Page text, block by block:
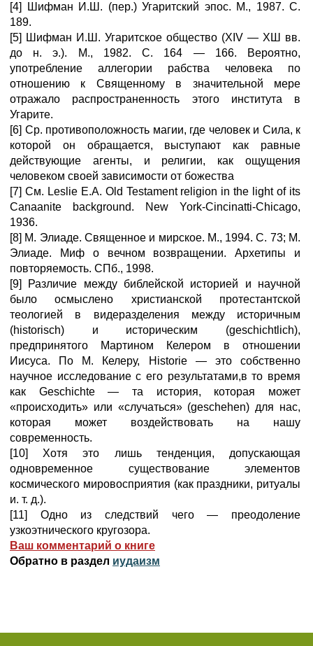
[4] Шифман И.Ш. (пер.) Угаритский эпос. М., 1987. С.
189.
[5] Шифман И.Ш. Угаритское общество (ХIV — ХШ вв.
до н. э.). М., 1982. С. 164 — 166. Вероятно,
употребление аллегории рабства человека по
отношению к Священному в значительной мере
отражало распространенность этого института в
Угарите.
[6] Ср. противоположность магии, где человек и Сила, к
которой он обращается, выступают как равные
действующие агенты, и религии, как ощущения
человеком своей зависимости от божества
[7] См. Leslie E.A. Old Testament religion in the light of its
Canaanite background. New York-Cincinatti-Chicago,
1936.
[8] М. Элиаде. Священное и мирское. М., 1994. С. 73; М.
Элиаде. Миф о вечном возвращении. Архетипы и
повторяемость. СПб., 1998.
[9] Различие между библейской историей и научной
было осмыслено христианской протестантской
теологией в видеразделения между историчным
(historisch) и историческим (geschichtlich),
предпринятого Мартином Келером в отношении
Иисуса. По М. Келеру, Historie — это собственно
научное исследование с его результатами,в то время
как Geschichte — та история, которая может
«происходить» или «случаться» (geschehen) для нас,
которая может воздействовать на нашу
современность.
[10] Хотя это лишь тенденция, допускающая
одновременное существование элементов
космического мировосприятия (как праздники, ритуалы
и. т. д.).
[11] Одно из следствий чего — преодоление
узкоэтнического кругозора.
Ваш комментарий о книге
Обратно в раздел иудаизм